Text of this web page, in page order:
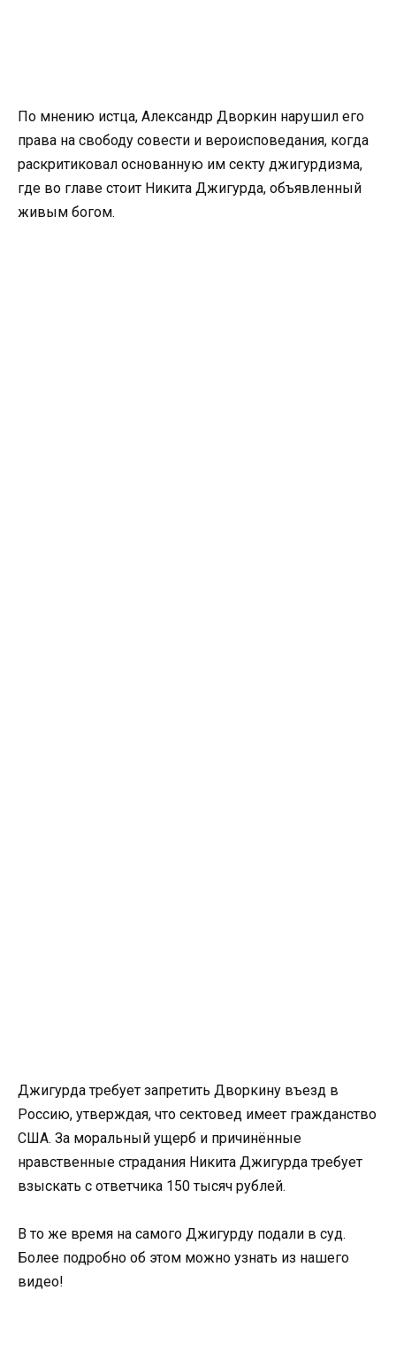
По мнению истца, Александр Дворкин нарушил его
права на свободу совести и вероисповедания, когда
раскритиковал основанную им секту джигурдизма,
где во главе стоит Никита Джигурда, объявленный
живым богом.
Джигурда требует запретить Дворкину въезд в
Россию, утверждая, что сектовед имеет гражданство
США. За моральный ущерб и причинённые
нравственные страдания Никита Джигурда требует
взыскать с ответчика 150 тысяч рублей.
В то же время на самого Джигурду подали в суд.
Более подробно об этом можно узнать из нашего
видео!